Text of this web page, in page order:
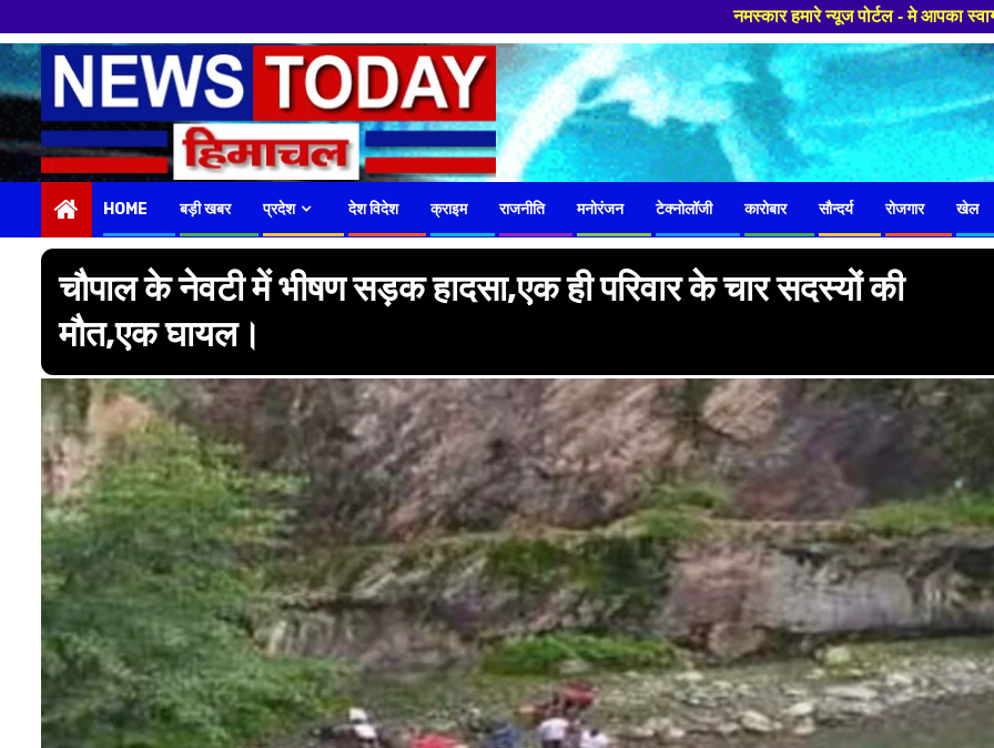
नमस्कार हमारे न्यूज पोर्टल - मे आपका स्वागत हैं ,यहाँ आपको
Skip
to
content
HOME बड़ी खबर प्रदेश देश विदेश क्राइम राजनीति मनोरंजन टेक्नोलॉजी कारोबार सौन्दर्य रोजगार खेल
चौपाल के नेवटी में भीषण सड़क हादसा,एक ही परिवार के चार सदस्यों की
मौत,एक घायल।